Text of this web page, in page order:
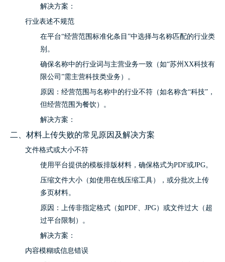
解决方案：
行业表述不规范
在平台“经营范围标准化条目”中选择与名称匹配的行业类
别。
确保名称中的行业词与主营业务一致（如“苏州XX科技有
限公司”需主营科技类业务）。
原因：经营范围与名称中的行业不符（如名称含“科技”，
但经营范围为餐饮）。
解决方案：
二、材料上传失败的常见原因及解决方案
文件格式或大小不符
使用平台提供的模板排版材料，确保格式为PDF或JPG。
压缩文件大小（如使用在线压缩工具），或分批次上传
多页材料。
原因：上传非指定格式（如PDF、JPG）或文件过大（超
过平台限制）。
解决方案：
内容模糊或信息错误